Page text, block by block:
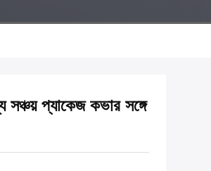
প্যাকেজ কভার সঙ্গে